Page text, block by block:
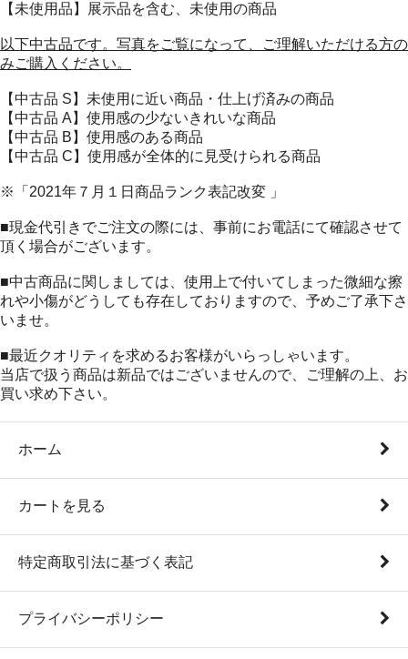
【未使用品】展示品を含む、未使用の商品
以下中古品です。写真をご覧になって、ご理解いただける方の
みご購入ください。
【中古品 S】未使用に近い商品・仕上げ済みの商品
【中古品 A】使用感の少ないきれいな商品
【中古品 B】使用感のある商品
【中古品 C】使用感が全体的に見受けられる商品
※「2021年７月１日商品ランク表記改変 」
■現金代引きでご注文の際には、事前にお電話にて確認させて
頂く場合がございます。
■中古商品に関しましては、使用上で付いてしまった微細な擦
れや小傷がどうしても存在しておりますので、予めご了承下さ
いませ。
■最近クオリティを求めるお客様がいらっしゃいます。
当店で扱う商品は新品ではございませんので、ご理解の上、お
買い求め下さい。
ホーム
カートを見る
特定商取引法に基づく表記
プライバシーポリシー